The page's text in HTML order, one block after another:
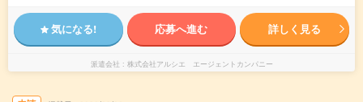
気になる! 応募へ進む 詳しく見る
派遣会社 株式会社アルシエ エージェントカンパニー